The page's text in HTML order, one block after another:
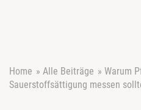
Home » Alle Beiträge » Warum
Sauerstoffsättigung messen